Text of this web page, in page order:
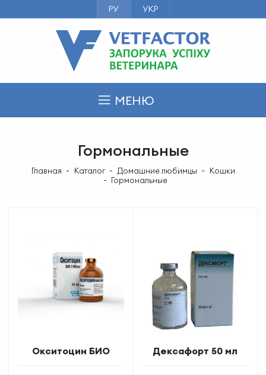
РУ УКР
МЕНЮ
Гормональные
Главная Каталог Домашние любимцы
Кошки
Гормональные
Окситоцин БИО Дексафорт 50 мл